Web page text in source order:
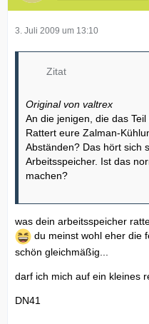
3. Juli 2009 um 13:10
Zitat
Original von valtrex
An die jenigen, die das
Rattert eure Zalman-
Abständen? Das hört sich
Arbeitsspeicher. Ist das
machen?
was dein arbeitsspeicher
du meinst wohl eher die
schön gleichmäßig...
darf ich mich auf ein kleines
DN41